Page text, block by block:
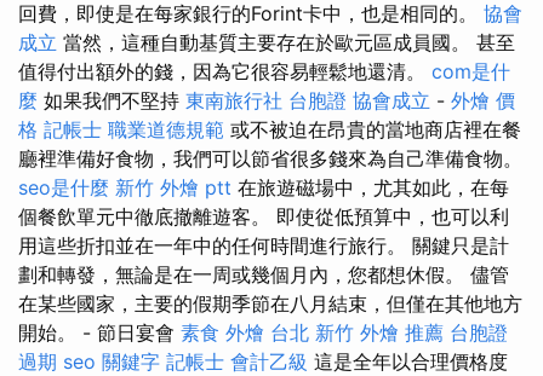
回費，即使是在每家銀行的Forint卡中，也是相同的。 協會
成立 當然，這種自動基質主要存在於歐元區成員國。 甚至
值得付出額外的錢，因為它很容易輕鬆地還清。 com是什
麼 如果我們不堅持 東南旅行社 台胞證 協會成立 - 外燴 價
格 記帳士 職業道德規範 或不被迫在昂貴的當地商店裡在餐
廳裡準備好食物，我們可以節省很多錢來為自己準備食物。
seo是什麼 新竹 外燴 ptt 在旅遊磁場中，尤其如此，在每
個餐飲單元中徹底撤離遊客。 即使從低預算中，也可以利
用這些折扣並在一年中的任何時間進行旅行。 關鍵只是計
劃和轉發，無論是在一周或幾個月內，您都想休假。 儘管
在某些國家，主要的假期季節在八月結束，但僅在其他地方
開始。 - 節日宴會 素食 外燴 台北 新竹 外燴 推薦 台胞證
過期 seo 關鍵字 記帳士 會計乙級 這是全年以合理價格度